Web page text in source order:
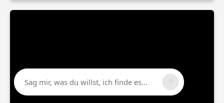
Sag mir, was du willst, ich finde es...